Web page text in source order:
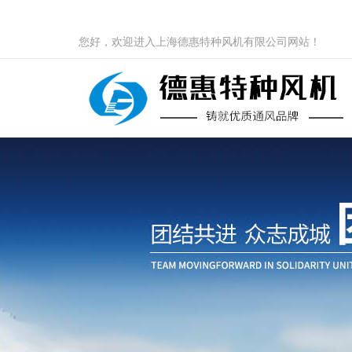
您好，欢迎进入上海德惠特种风机有限公司网站！